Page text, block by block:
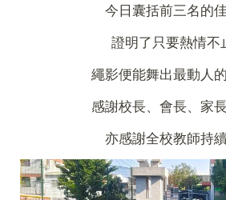
今日囊括前三名的佳
證明了只要熱情不
繩影便能舞出最動人
感謝校長、會長、家
亦感謝全校教師持